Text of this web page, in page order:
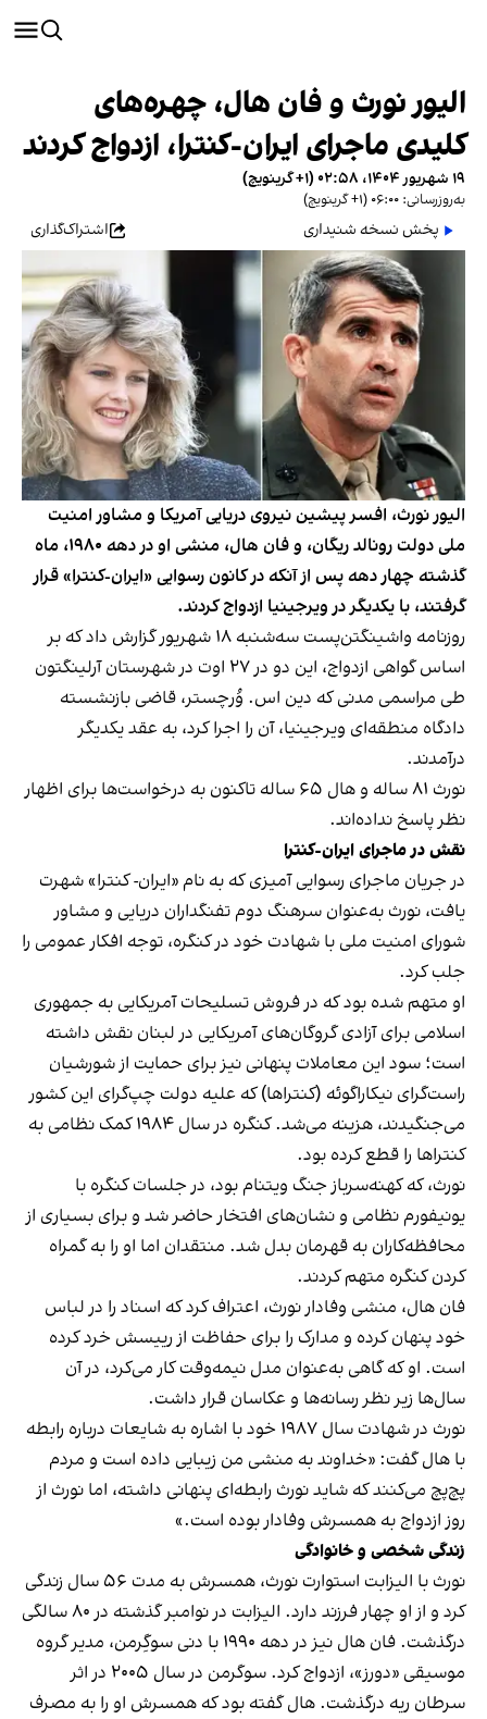
الیور نورث و فان هال، چهره‌های
کلیدی ماجرای ایران-کنترا، ازدواج کردند
۱۹ شهریور ۱۴۰۴، ۰۲:۵۸ (‎+۱ گرینویچ)
به‌روزرسانی: ۰۶:۰۰ (‎+۱ گرینویچ)
پخش نسخه شنیداری اشتراک‌گذاری
الیور نورث، افسر پیشین نیروی دریایی آمریکا و مشاور امنیت
ملی دولت رونالد ریگان، و فان هال، منشی او در دهه ۱۹۸۰، ماه
گذشته چهار دهه پس از آنکه در کانون رسوایی «ایران-کنترا» قرار
گرفتند، با یکدیگر در ویرجینیا ازدواج کردند.
روزنامه واشینگتن‌پست سه‌شنبه ۱۸ شهریور گزارش داد که بر
اساس گواهی ازدواج، این دو در ۲۷ اوت در شهرستان آرلینگتون
طی مراسمی مدنی که دین اس. وُرچستر، قاضی بازنشسته
دادگاه منطقه‌ای ویرجینیا، آن را اجرا کرد، به عقد یکدیگر
درآمدند.
نورث ۸۱ ساله و هال ۶۵ ساله تاکنون به درخواست‌ها برای اظهار
نظر پاسخ نداده‌اند.
نقش در ماجرای ایران-کنترا
در جریان ماجرای رسوایی آمیزی که به نام «ایران- کنترا» شهرت
یافت، نورث به‌عنوان سرهنگ دوم تفنگداران دریایی و مشاور
شورای امنیت ملی با شهادت خود در کنگره، توجه افکار عمومی را
جلب کرد.
او متهم شده بود که در فروش تسلیحات آمریکایی به جمهوری
اسلامی برای آزادی گروگان‌های آمریکایی در لبنان نقش داشته
است؛ سود این معاملات پنهانی نیز برای حمایت از شورشیان
راست‌گرای نیکاراگوئه (کنتراها) که علیه دولت چپ‌گرای این کشور
می‌جنگیدند، هزینه می‌شد. کنگره در سال ۱۹۸۴ کمک نظامی به
کنتراها را قطع کرده بود.
نورث، که کهنه‌سرباز جنگ ویتنام بود، در جلسات کنگره با
یونیفورم نظامی و نشان‌های افتخار حاضر شد و برای بسیاری از
محافظه‌کاران به قهرمان بدل شد. منتقدان اما او را به گمراه
کردن کنگره متهم کردند.
فان هال، منشی وفادار نورث، اعتراف کرد که اسناد را در لباس
خود پنهان کرده و مدارک را برای حفاظت از رییسش خرد کرده
است. او که گاهی به‌عنوان مدل نیمه‌وقت کار می‌کرد، در آن
سال‌ها زیر نظر رسانه‌ها و عکاسان قرار داشت.
نورث در شهادت سال ۱۹۸۷ خود با اشاره به شایعات درباره رابطه
با هال گفت: «خداوند به منشی من زیبایی داده است و مردم
پچ‌پچ می‌کنند که شاید نورث رابطه‌ای پنهانی داشته، اما نورث از
روز ازدواج به همسرش وفادار بوده است.»
زندگی شخصی و خانوادگی
نورث با الیزابت استوارت نورث، همسرش به مدت ۵۶ سال زندگی
کرد و از او چهار فرزند دارد. الیزابت در نوامبر گذشته در ۸۰ سالگی
درگذشت. فان هال نیز در دهه ۱۹۹۰ با دنی سوگِرمن، مدیر گروه
موسیقی «دورز»، ازدواج کرد. سوگرمن در سال ۲۰۰۵ در اثر
سرطان ریه درگذشت. هال گفته بود که همسرش او را به مصرف